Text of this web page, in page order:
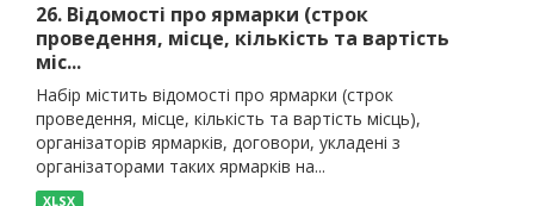
26. Відомості про ярмарки (строк
проведення, місце, кількість та вартість
міс...
Набір містить відомості про ярмарки (строк
проведення, місце, кількість та вартість місць),
організаторів ярмарків, договори, укладені з
організаторами таких ярмарків на...
XLSX